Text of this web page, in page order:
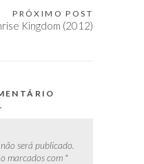
PRÓXIMO POST
Kingdom (2012)
será publicado.
marcados com *